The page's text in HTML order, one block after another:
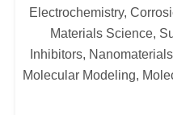
Electrochemistry,
Materials Science,
Inhibitors,
Molecular Modeling,